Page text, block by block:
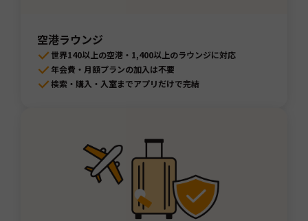
空港ラウンジ
世界140以上の空港・1,400以上のラウンジに対応
年会費・月額プランの加入は不要
検索・購入・入室までアプリだけで完結